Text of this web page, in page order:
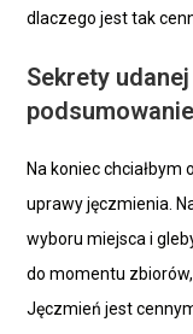
dlaczego jest tak
Sekrety
podsumowanie
Na koniec
uprawy jęczmienia.
wyboru miejsca i
do momentu
Jęczmień jest